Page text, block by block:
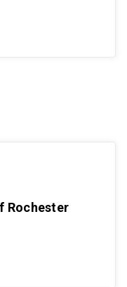
Rochester